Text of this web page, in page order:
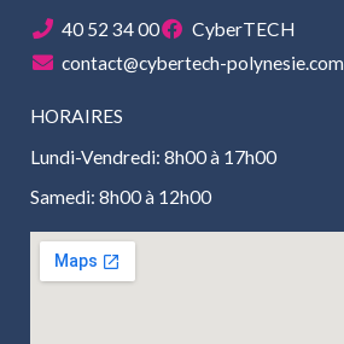
40 52 34 00
CyberTECH
contact@cybertech-polynesie.com
HORAIRES
Lundi-Vendredi: 8h00 à 17h00
Samedi: 8h00 à 12h00